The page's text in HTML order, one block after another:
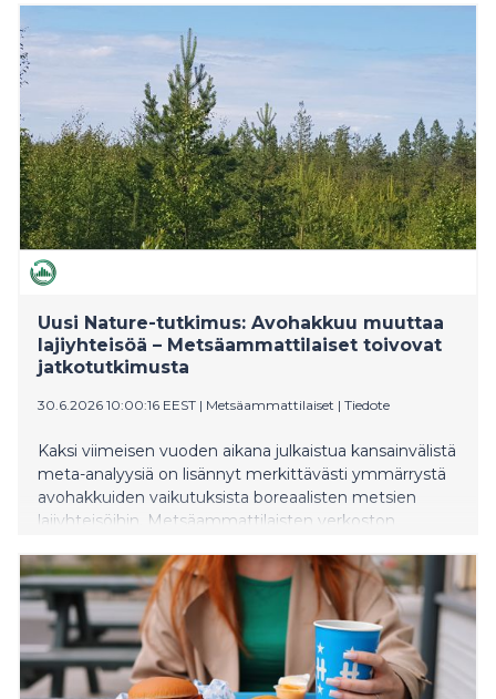
economic growth. Although the use of imported fossil
fuels has already been successfully reduced, further
action is still needed to advance a sustainable energy
transition.
Uusi Nature-tutkimus: Avohakkuu muuttaa
lajiyhteisöä – Metsäammattilaiset toivovat
jatkotutkimusta
30.6.2026 10:00:16 EEST | Metsäammattilaiset | Tiedote
Kaksi viimeisen vuoden aikana julkaistua kansainvälistä
meta-analyysiä on lisännyt merkittävästi ymmärrystä
avohakkuiden vaikutuksista boreaalisten metsien
lajiyhteisöihin. Metsäammattilaisten verkoston
korkeatasoisia, mutta niiden tulkinnassa on syytä
noudattaa tarkkuutta.